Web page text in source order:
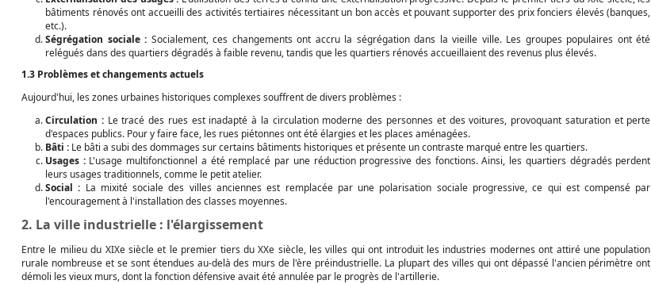
bâtiments rénovés ont accueilli des activités tertiaires nécessitant un bon accès et pouvant supporter des prix fonciers élevés (banques,
etc.).
Ségrégation sociale : Socialement, ces changements ont accru la ségrégation dans la vieille ville. Les groupes populaires ont été
relégués dans des quartiers dégradés à faible revenu, tandis que les quartiers rénovés accueillaient des revenus plus élevés.
1.3 Problèmes et changements actuels
Aujourd'hui, les zones urbaines historiques complexes souffrent de divers problèmes :
Circulation :Le tracé des rues est inadapté à la circulation moderne des personnes et des voitures, provoquant saturation et perte
d'espaces publics. Pour y faire face, les rues piétonnes ont été élargies et les places aménagées.
Bâti : Le bâti a subi des dommages sur certains bâtiments historiques et présente un contraste marqué entre les quartiers.
Usages :L'usage multifonctionnel a été remplacé par une réduction progressive des fonctions. Ainsi, les quartiers dégradés perdent
leurs usages traditionnels, comme le petit atelier.
Social : La mixité sociale des villes anciennes est remplacée par une polarisation sociale progressive, ce qui est compensé par
l'encouragement à l'installation des classes moyennes.
2. La ville industrielle : l'élargissement
Entre le milieu du XIXe siècle et le premier tiers du XXe siècle, les villes qui ont introduit les industries modernes ont attiré une population
rurale nombreuse et se sont étendues au-delà des murs de l'ère préindustrielle. La plupart des villes qui ont dépassé l'ancien périmètre ont
démoli les vieux murs, dont la fonction défensive avait été annulée par le progrès de l'artillerie.